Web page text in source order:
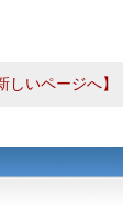
しいページへ】